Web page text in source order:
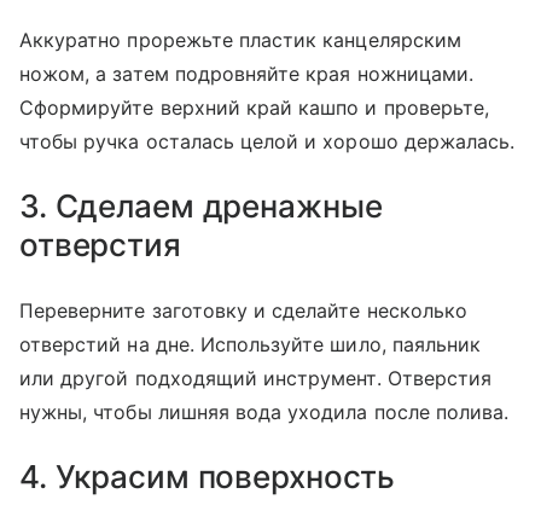
Аккуратно прорежьте пластик канцелярским
ножом, а затем подровняйте края ножницами.
Сформируйте верхний край кашпо и проверьте,
чтобы ручка осталась целой и хорошо держалась.
3. Сделаем дренажные
отверстия
Переверните заготовку и сделайте несколько
отверстий на дне. Используйте шило, паяльник
или другой подходящий инструмент. Отверстия
нужны, чтобы лишняя вода уходила после полива.
4. Украсим поверхность